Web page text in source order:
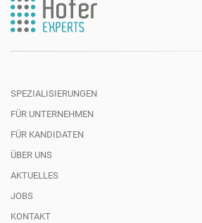
SPEZIALISIERUNGEN
FÜR UNTERNEHMEN
FÜR KANDIDATEN
ÜBER UNS
AKTUELLES
JOBS
KONTAKT